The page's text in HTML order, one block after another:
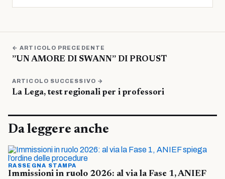
← ARTICOLO PRECEDENTE
”UN AMORE DI SWANN” DI PROUST
ARTICOLO SUCCESSIVO →
La Lega, test regionali per i professori
Da leggere anche
RASSEGNA STAMPA
Immissioni in ruolo 2026: al via la Fase 1, ANIEF